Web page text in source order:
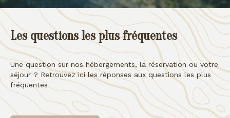
Les questions les plus fréquentes
Une question sur nos hébergements, la réservation ou votre
séjour ? Retrouvez ici les réponses aux questions les plus
fréquentes